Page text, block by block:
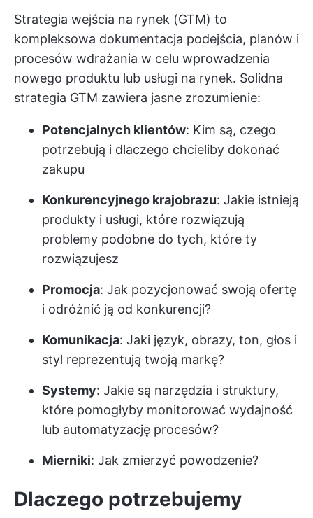
Strategia wejścia na rynek (GTM) to
kompleksowa dokumentacja podejścia, planów i
procesów wdrażania w celu wprowadzenia
nowego produktu lub usługi na rynek. Solidna
strategia GTM zawiera jasne zrozumienie:
Potencjalnych klientów: Kim są, czego
potrzebują i dlaczego chcieliby dokonać
zakupu
Konkurencyjnego krajobrazu: Jakie istnieją
produkty i usługi, które rozwiązują
problemy podobne do tych, które ty
rozwiązujesz
Promocja: Jak pozycjonować swoją ofertę
i odróżnić ją od konkurencji?
Komunikacja: Jaki język, obrazy, ton, głos i
styl reprezentują twoją markę?
Systemy: Jakie są narzędzia i struktury,
które pomogłyby monitorować wydajność
lub automatyzację procesów?
Mierniki: Jak zmierzyć powodzenie?
Dlaczego potrzebujemy